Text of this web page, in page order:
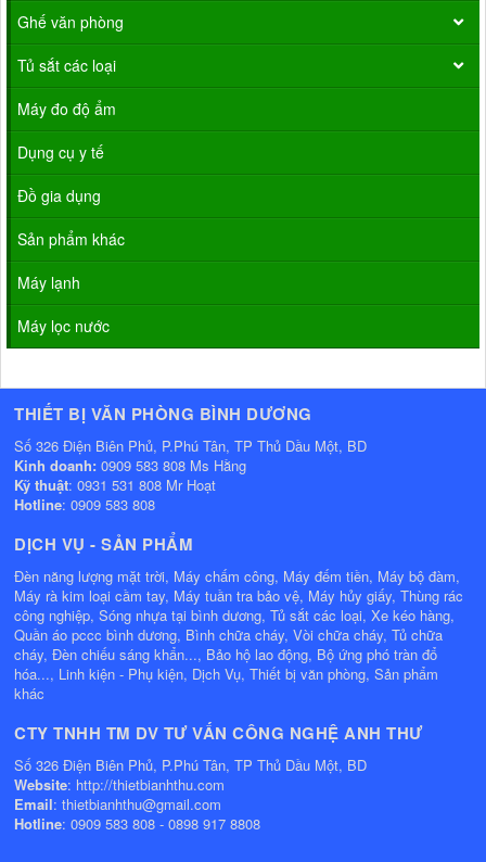
Ghế văn phòng
Tủ sắt các loại
Máy đo độ ẩm
Dụng cụ y tế
Đồ gia dụng
Sản phẩm khác
Máy lạnh
Máy lọc nước
THIẾT BỊ VĂN PHÒNG BÌNH DƯƠNG
Số 326 Điện Biên Phủ, P.Phú Tân, TP Thủ Dầu Một, BD
Kinh doanh: 0909 583 808 Ms Hằng
Kỹ thuật: 0931 531 808 Mr Hoạt
Hotline: 0909 583 808
DỊCH VỤ - SẢN PHẨM
Đèn năng lượng mặt trời, Máy chấm công, Máy đếm tiền, Máy bộ đàm,
Máy rà kim loại cầm tay, Máy tuần tra bảo vệ, Máy hủy giấy, Thùng rác
công nghiệp, Sóng nhựa tại bình dương, Tủ sắt các loại, Xe kéo hàng,
Quần áo pccc bình dương, Bình chữa cháy, Vòi chữa cháy, Tủ chữa
cháy, Đèn chiếu sáng khẩn..., Bảo hộ lao động, Bộ ứng phó tràn đổ
hóa..., Linh kiện - Phụ kiện, Dịch Vụ, Thiết bị văn phòng, Sản phẩm
khác
CTY TNHH TM DV TƯ VẤN CÔNG NGHỆ ANH THƯ
Số 326 Điện Biên Phủ, P.Phú Tân, TP Thủ Dầu Một, BD
Website: http://thietbianhthu.com
Email: thietbianhthu@gmail.com
Hotline: 0909 583 808 - 0898 917 8808